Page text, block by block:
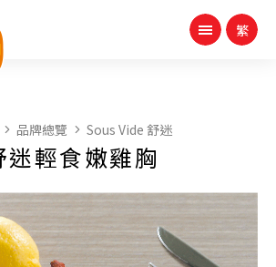
品牌總覽 Sous Vide 舒迷
迷輕食嫩雞胸